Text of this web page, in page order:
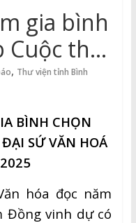
gia bình
thi “
năm
, Thư viện tỉnh Bình
BÌNH CHỌN
SỨ VĂN HOÁ
hóa đọc năm
Đồng vinh dự có